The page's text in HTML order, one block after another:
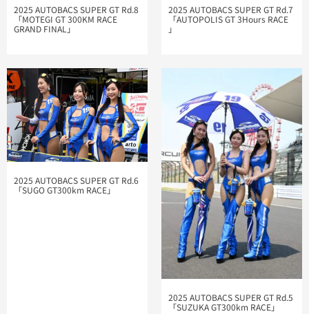
2025 AUTOBACS SUPER GT Rd.8
「MOTEGI GT 300KM RACE
GRAND FINAL​」
2025 AUTOBACS SUPER GT Rd.7
「AUTOPOLIS GT 3Hours RACE​
」
2025 AUTOBACS SUPER GT Rd.6
「SUGO GT300km RACE​」
2025 AUTOBACS SUPER GT Rd.5
「SUZUKA GT300km RACE​」